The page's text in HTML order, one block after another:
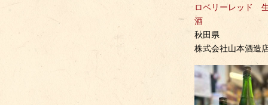
ロベリーレッド
酒
秋田県
株式会社山本酒造